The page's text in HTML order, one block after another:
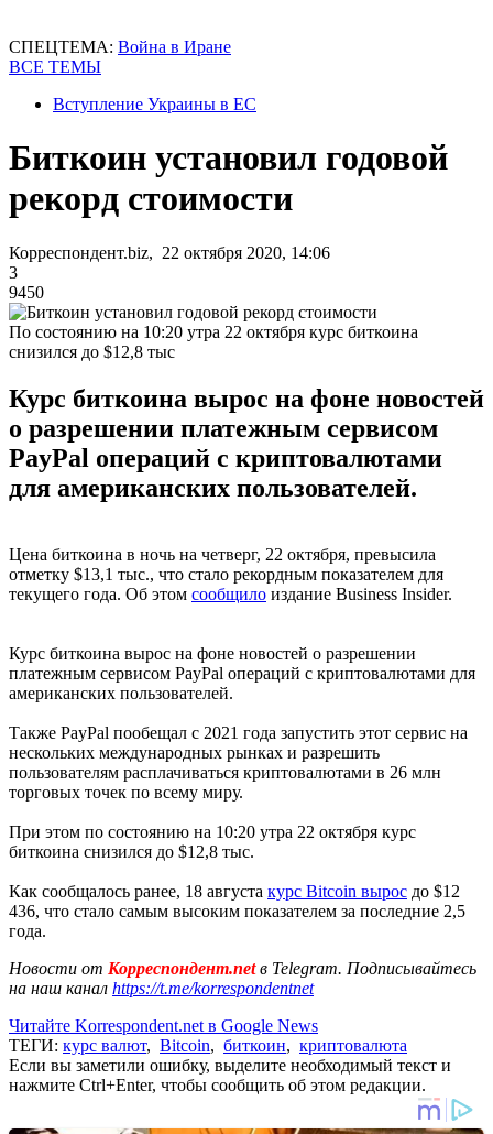
СПЕЦТЕМА: Война в Иране
ВСЕ ТЕМЫ
Вступление Украины в ЕС
Биткоин установил годовой
рекорд стоимости
Корреспондент.biz, 22 октября 2020, 14:06
3
9450
По состоянию на 10:20 утра 22 октября курс биткоина
снизился до $12,8 тыс
Курс биткоина вырос на фоне новостей
о разрешении платежным сервисом
PayPal операций с криптовалютами
для американских пользователей.
Цена биткоина в ночь на четверг, 22 октября, превысила
отметку $13,1 тыс., что стало рекордным показателем для
текущего года. Об этом сообщило издание Business Insider.
Курс биткоина вырос на фоне новостей о разрешении
платежным сервисом PayPal операций с криптовалютами для
американских пользователей.
Также PayPal пообещал с 2021 года запустить этот сервис на
нескольких международных рынках и разрешить
пользователям расплачиваться криптовалютами в 26 млн
торговых точек по всему миру.
При этом по состоянию на 10:20 утра 22 октября курс
биткоина снизился до $12,8 тыс.
Как сообщалось ранее, 18 августа курс Bitcoin вырос до $12
436, что стало самым высоким показателем за последние 2,5
года.
Новости от Корреспондент.netв Telegram. Подписывайтесь
на наш канал https://t.me/korrespondentnet
Читайте Korrespondent.net в Google News
ТЕГИ: курс валют, Bitcoin, биткоин, криптовалюта
Если вы заметили ошибку, выделите необходимый текст и
нажмите Ctrl+Enter, чтобы сообщить об этом редакции.